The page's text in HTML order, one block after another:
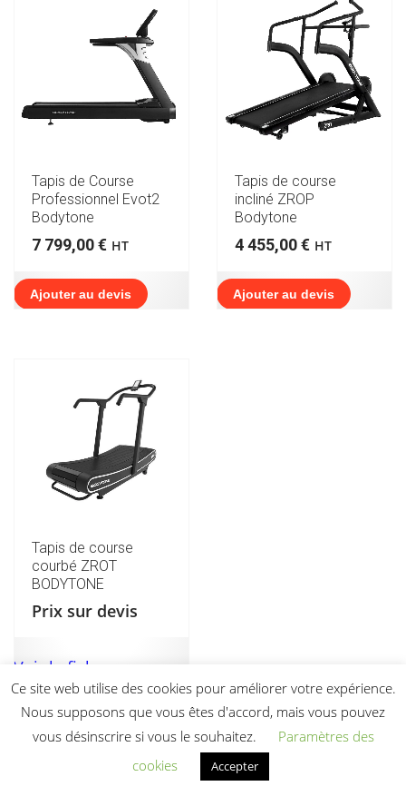
Tapis de Course
Professionnel Evot2
Bodytone
7 799,00€ HT
Ajouter au devis
Tapis de course
incliné ZROP
Bodytone
4 455,00€ HT
Ajouter au devis
Tapis de course
courbé ZROT
BODYTONE
Prix sur devis
Voir la fiche
Ce site web utilise des cookies pour améliorer votre expérience.
Nous supposons que vous êtes d'accord, mais vous pouvez
vous désinscrire si vous le souhaitez.
Paramètres des
cookies
Accepter